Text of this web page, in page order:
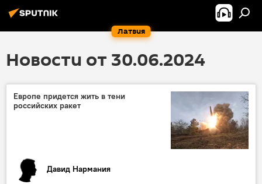
Латвия
Новости от 30.06.2024
Европе придется жить в тени
российских ракет
Давид Нармания